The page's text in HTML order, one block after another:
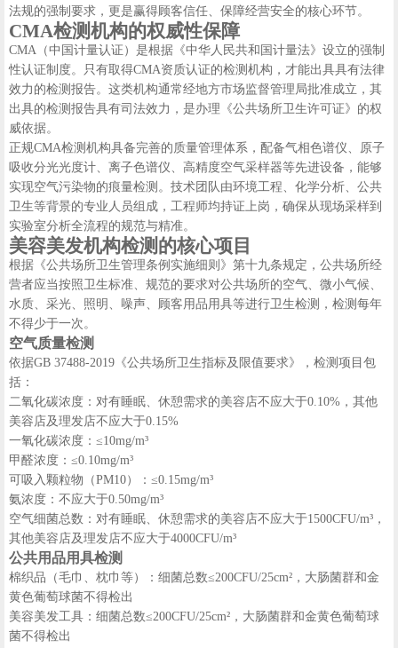
法规的强制要求，更是赢得顾客信任、保障经营安全的核心环节。
CMA检测机构的权威性保障
CMA（中国计量认证）是根据《中华人民共和国计量法》设立的强制
性认证制度。只有取得CMA资质认证的检测机构，才能出具具有法律
效力的检测报告。这类机构通常经地方市场监督管理局批准成立，其
出具的检测报告具有司法效力，是办理《公共场所卫生许可证》的权
威依据。
正规CMA检测机构具备完善的质量管理体系，配备气相色谱仪、原子
吸收分光光度计、离子色谱仪、高精度空气采样器等先进设备，能够
实现空气污染物的痕量检测。技术团队由环境工程、化学分析、公共
卫生等背景的专业人员组成，工程师均持证上岗，确保从现场采样到
实验室分析全流程的规范与精准。
美容美发机构检测的核心项目
根据《公共场所卫生管理条例实施细则》第十九条规定，公共场所经
营者应当按照卫生标准、规范的要求对公共场所的空气、微小气候、
水质、采光、照明、噪声、顾客用品用具等进行卫生检测，检测每年
不得少于一次。
空气质量检测
依据GB 37488-2019《公共场所卫生指标及限值要求》，检测项目包
括：
二氧化碳浓度：对有睡眠、休憩需求的美容店不应大于0.10%，其他
美容店及理发店不应大于0.15%
一氧化碳浓度：≤10mg/m³
甲醛浓度：≤0.10mg/m³
可吸入颗粒物（PM10）：≤0.15mg/m³
氨浓度：不应大于0.50mg/m³
空气细菌总数：对有睡眠、休憩需求的美容店不应大于1500CFU/m³，
其他美容店及理发店不应大于4000CFU/m³
公共用品用具检测
棉织品（毛巾、枕巾等）：细菌总数≤200CFU/25cm²，大肠菌群和金
黄色葡萄球菌不得检出
美容美发工具：细菌总数≤200CFU/25cm²，大肠菌群和金黄色葡萄球
菌不得检出